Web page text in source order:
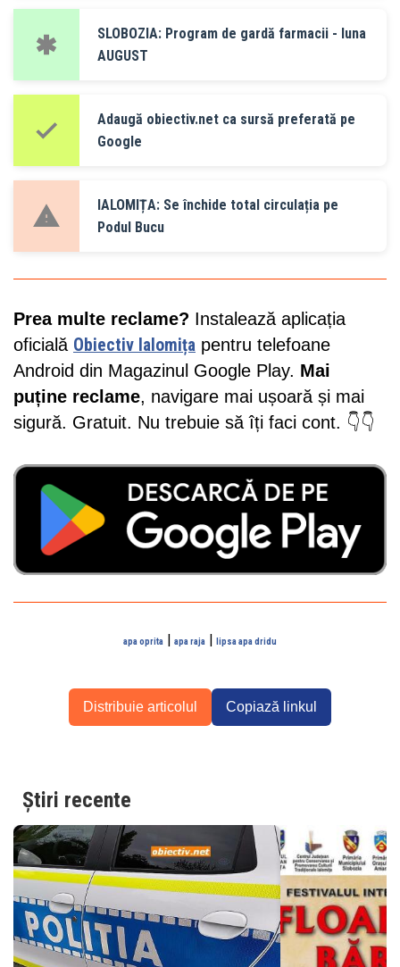
SLOBOZIA: Program de gardă farmacii - luna
AUGUST
Adaugă obiectiv.net ca sursă preferată pe
Google
IALOMIȚA: Se închide total circulația pe
Podul Bucu
Prea multe reclame? Instalează aplicația
oficială Obiectiv Ialomița pentru telefoane
Android din Magazinul Google Play. Mai
puține reclame, navigare mai ușoară și mai
sigură. Gratuit. Nu trebuie să îți faci cont. 👇👇
apa oprita | apa raja | lipsa apa dridu
Distribuie articolul Copiază linkul
Știri recente